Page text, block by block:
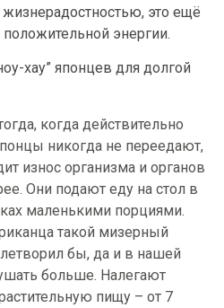
это ещё
энергии.
хау” японцев для долгой
когда действительно
никогда не переедают,
износ организма и органов
Они подают еду на стол в
маленькими порциями.
такой мизерный
бы, да и в нашей
больше. Налегают
пищу – от 7